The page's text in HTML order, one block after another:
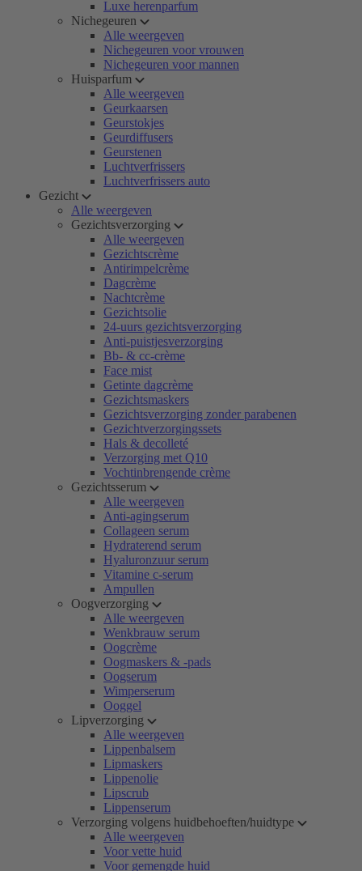
Luxe herenparfum
Nichegeuren
Alle weergeven
Nichegeuren voor vrouwen
Nichegeuren voor mannen
Huisparfum
Alle weergeven
Geurkaarsen
Geurstokjes
Geurdiffusers
Geurstenen
Luchtverfrissers
Luchtverfrissers auto
Gezicht
Alle weergeven
Gezichtsverzorging
Alle weergeven
Gezichtscrème
Antirimpelcrème
Dagcrème
Nachtcrème
Gezichtsolie
24-uurs gezichtsverzorging
Anti-puistjesverzorging
Bb- & cc-crème
Face mist
Getinte dagcrème
Gezichtsmaskers
Gezichtsverzorging zonder parabenen
Gezichtverzorgingssets
Hals & decolleté
Verzorging met Q10
Vochtinbrengende crème
Gezichtsserum
Alle weergeven
Anti-agingserum
Collageen serum
Hydraterend serum
Hyaluronzuur serum
Vitamine c-serum
Ampullen
Oogverzorging
Alle weergeven
Wenkbrauw serum
Oogcrème
Oogmaskers & -pads
Oogserum
Wimperserum
Ooggel
Lipverzorging
Alle weergeven
Lippenbalsem
Lipmaskers
Lippenolie
Lipscrub
Lippenserum
Verzorging volgens huidbehoeften/huidtype
Alle weergeven
Voor vette huid
Voor gemengde huid